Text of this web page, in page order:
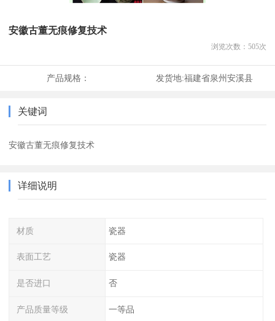
安徽古董无痕修复技术
浏览次数： 505次
产品规格： 发货地:福建省泉州安溪县
关键词
安徽古董无痕修复技术
详细说明
材质 瓷器
表面工艺 瓷器
是否进口 否
产品质量等级 一等品